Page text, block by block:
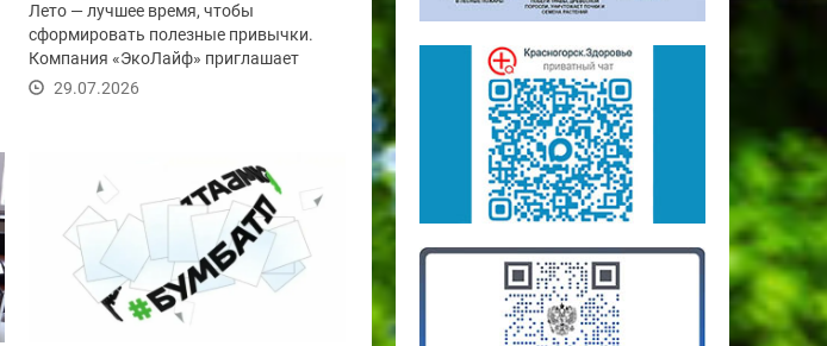
Лето — лучшее время, чтобы
сформировать полезные привычки.
Компания «ЭкоЛайф» приглашает
жителей Красногорска и всего...
29.07.2026